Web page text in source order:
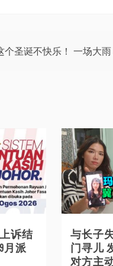
个圣诞不快乐！ 一场大
诉结
月派
与长子
门寻儿
对方主